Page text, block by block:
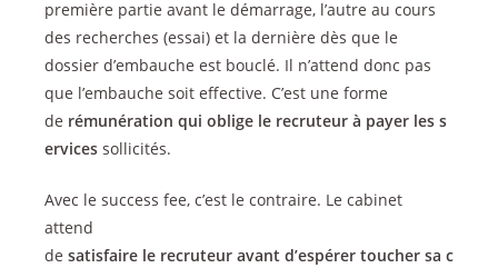
première partie avant le démarrage, l’autre au cours
des recherches (essai) et la dernière dès que le
dossier d’embauche est bouclé. Il n’attend donc pas
que l’embauche soit effective. C’est une forme
de rémunération qui oblige le recruteur à payer les s
ervices sollicités.
Avec le success fee, c’est le contraire. Le cabinet
attend
de satisfaire le recruteur avant d’espérer toucher sa c